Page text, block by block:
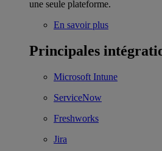
une seule plateforme.
En savoir plus
Principales
Microsoft Intune
ServiceNow
Freshworks
Jira